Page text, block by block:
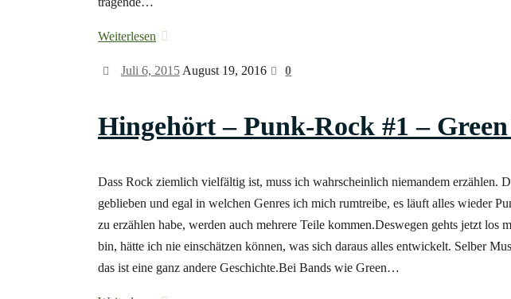
Weiterlesen
Juli 6, 2015 August 19, 2016 0
Hingehört – Punk-Rock #1 –
Dass Rock ziemlich vielfältig ist, muss ich wahrscheinlich niemandem erzählen.
geblieben und egal in welchen Genres ich mich rumtreibe, es läuft alles wieder
zu erzählen habe, werden auch mehrere Teile kommen.Deswegen gehts jetzt
bin, hätte ich nie einschätzen können, was sich daraus alles entwickelt. Selber
das ist eine ganz andere Geschichte.Bei Bands wie Green…